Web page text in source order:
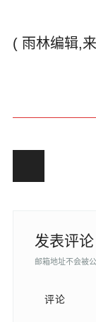
( 雨林编辑,
发表评论
邮箱地址不会被公
评论